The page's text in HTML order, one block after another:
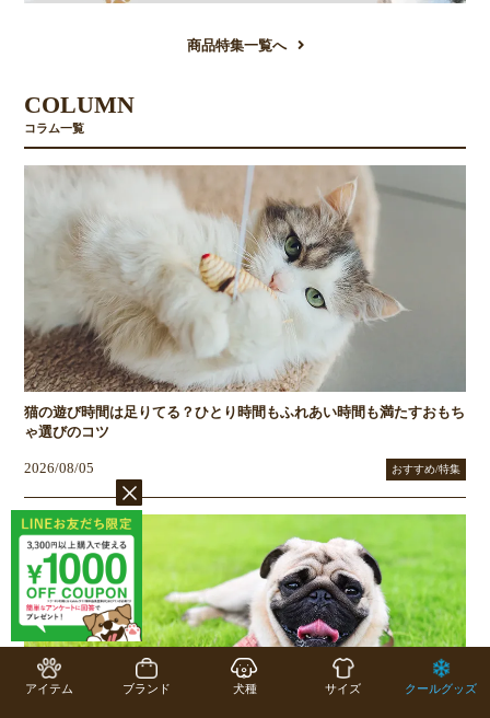
アイテム ブランド 犬種 サイズ クールグッズ
商品特集一覧へ
COLUMN
コラム一覧
猫の遊び時間は足りてる？ひとり時間もふれあい時間も満たすおもち
ゃ選びのコツ
2026/08/05 おすすめ/特集